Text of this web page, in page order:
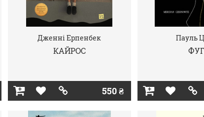
Дженні Ерпенбек
КАЙРОС
550 ₴
Пауль